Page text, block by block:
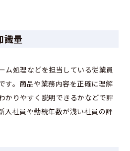
識量
ム処理などを担当している従業員
す。商品や業務内容を正確に理解
かりやすく説明できるかなどで評
入社員や勤続年数が浅い社員の評